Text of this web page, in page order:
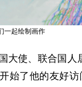
一起绘制画作
大使、联合国人
始了他的友好